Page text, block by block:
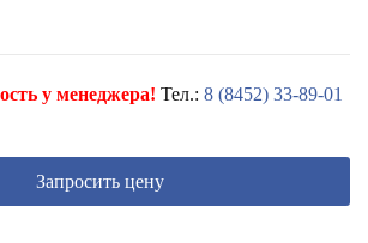
у менеджера! Тел.: 8 (8452) 33-89-01
Запросить цену